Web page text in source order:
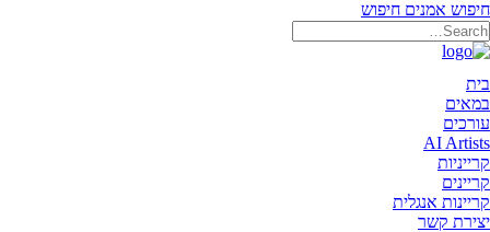
חיפוש אמנים חיפוש
בית
במאים
עורכים
AI Artists
קרייניות
קריינים
קריינות אנגלית
יצירת קשר